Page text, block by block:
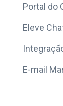
Portal do
Eleve
E-mail